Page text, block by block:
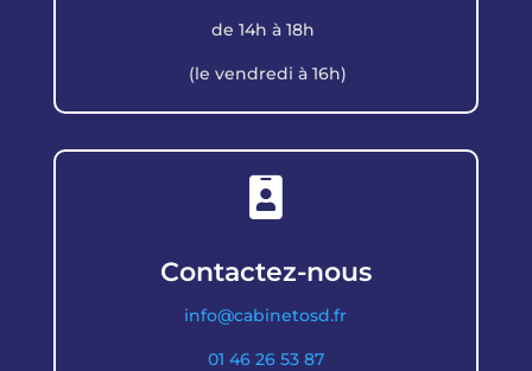
de 14h à 18h
(le vendredi à 16h)

Contactez-nous
info@cabinetosd.fr
01 46 26 53 87